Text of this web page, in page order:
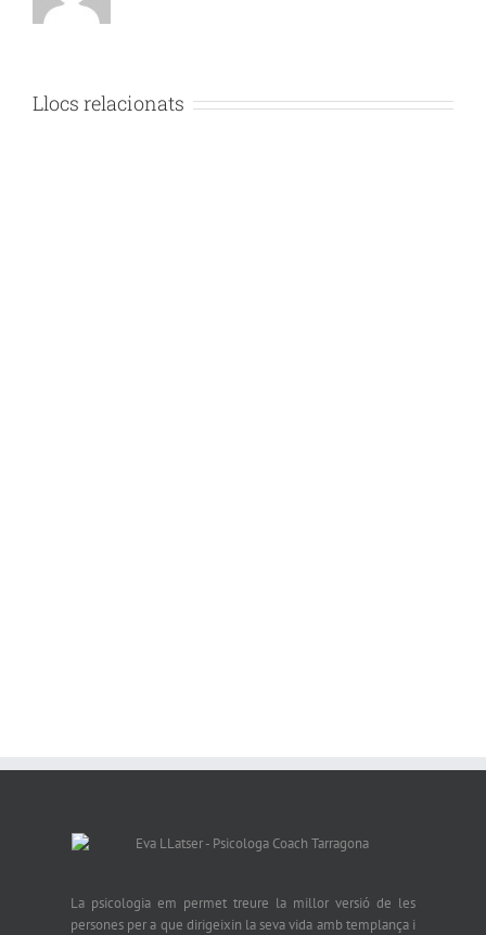
Llocs relacionats
La psicologia em permet treure la millor versió de les
persones per a que dirigeixin la seva vida amb templança i